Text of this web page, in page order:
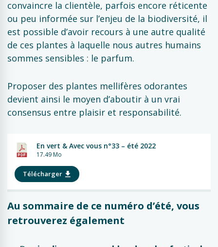
convaincre la clientèle, parfois encore réticente
ou peu informée sur l’enjeu de la biodiversité, il
est possible d’avoir recours à une autre qualité
de ces plantes à laquelle nous autres humains
sommes sensibles : le parfum.
Proposer des plantes mellifères odorantes
devient ainsi le moyen d’aboutir à un vrai
consensus entre plaisir et responsabilité.
En vert & Avec vous n°33 – été 2022
17.49 Mo
Télécharger
Au sommaire de ce numéro d’été, vous
retrouverez également